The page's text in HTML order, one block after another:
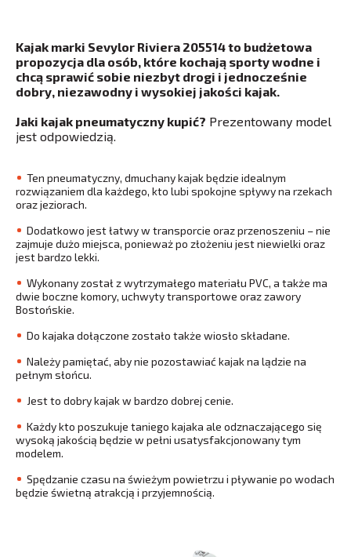
Kajak marki Sevylor Riviera 205514 to budżetowa
propozycja dla osób, które kochają sporty wodne i
chcą sprawić sobie niezbyt drogi i jednocześnie
dobry, niezawodny i wysokiej jakości kajak.
Jaki kajak pneumatyczny kupić? Prezentowany model
jest odpowiedzią.
Ten pneumatyczny, dmuchany kajak będzie idealnym
rozwiązaniem dla każdego, kto lubi spokojne spływy na rzekach
oraz jeziorach.
Dodatkowo jest łatwy w transporcie oraz przenoszeniu – nie
zajmuje dużo miejsca, ponieważ po złożeniu jest niewielki oraz
jest bardzo lekki.
Wykonany został z wytrzymałego materiału PVC, a także ma
dwie boczne komory, uchwyty transportowe oraz zawory
Bostońskie.
Do kajaka dołączone zostało także wiosło składane.
Należy pamiętać, aby nie pozostawiać kajak na lądzie na
pełnym słońcu.
Jest to dobry kajak w bardzo dobrej cenie.
Każdy kto poszukuje taniego kajaka ale odznaczającego się
wysoką jakością będzie w pełni usatysfakcjonowany tym
modelem.
Spędzanie czasu na świeżym powietrzu i pływanie po wodach
będzie świetną atrakcją i przyjemnością.